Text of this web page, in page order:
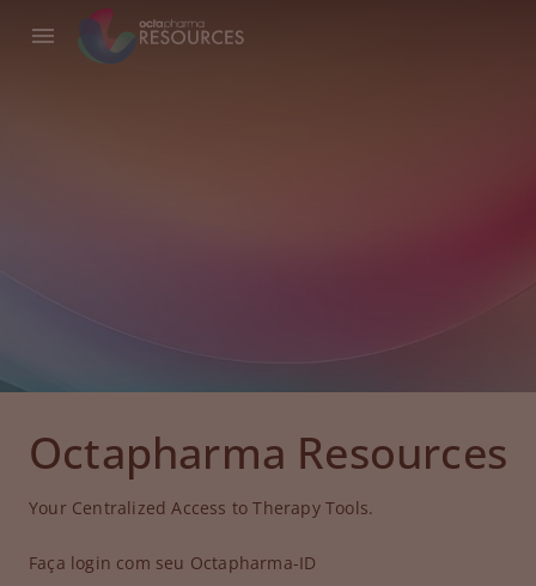
Octapharma Resources
Your Centralized Access to Therapy Tools.
Faça login com seu Octapharma-ID